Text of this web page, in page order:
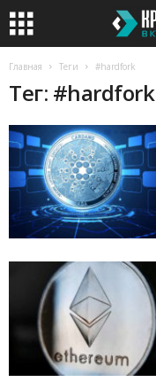
Главная Теги #hardfork
Тег: #hardfork